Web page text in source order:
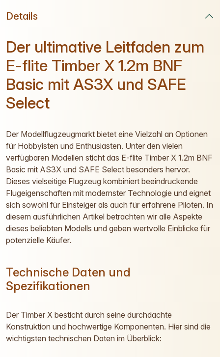
Details
Der ultimative Leitfaden zum
E-flite Timber X 1.2m BNF
Basic mit AS3X und SAFE
Select
Der Modellflugzeugmarkt bietet eine Vielzahl an Optionen
für Hobbyisten und Enthusiasten. Unter den vielen
verfügbaren Modellen sticht das E-flite Timber X 1.2m BNF
Basic mit AS3X und SAFE Select besonders hervor.
Dieses vielseitige Flugzeug kombiniert beeindruckende
Flugeigenschaften mit modernster Technologie und eignet
sich sowohl für Einsteiger als auch für erfahrene Piloten. In
diesem ausführlichen Artikel betrachten wir alle Aspekte
dieses beliebten Modells und geben wertvolle Einblicke für
potenzielle Käufer.
Technische Daten und
Spezifikationen
Der Timber X besticht durch seine durchdachte
Konstruktion und hochwertige Komponenten. Hier sind die
wichtigsten technischen Daten im Überblick: